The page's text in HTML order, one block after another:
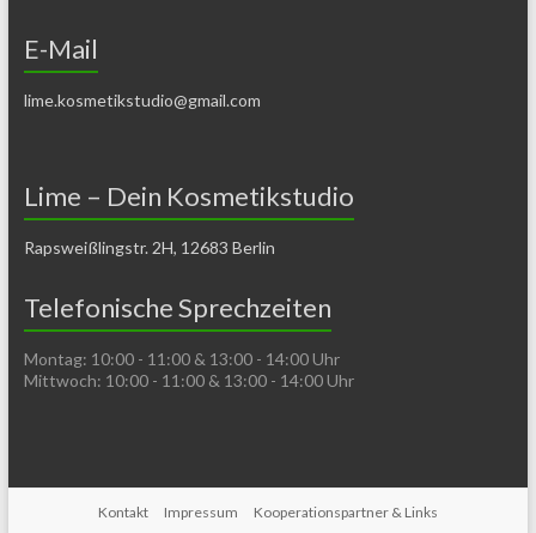
E-Mail
lime.kosmetikstudio@gmail.com
Lime – Dein Kosmetikstudio
Rapsweißlingstr. 2H, 12683 Berlin
Telefonische Sprechzeiten
Montag: 10:00 - 11:00 & 13:00 - 14:00 Uhr
Mittwoch: 10:00 - 11:00 & 13:00 - 14:00 Uhr
Kontakt Impressum Kooperationspartner & Links